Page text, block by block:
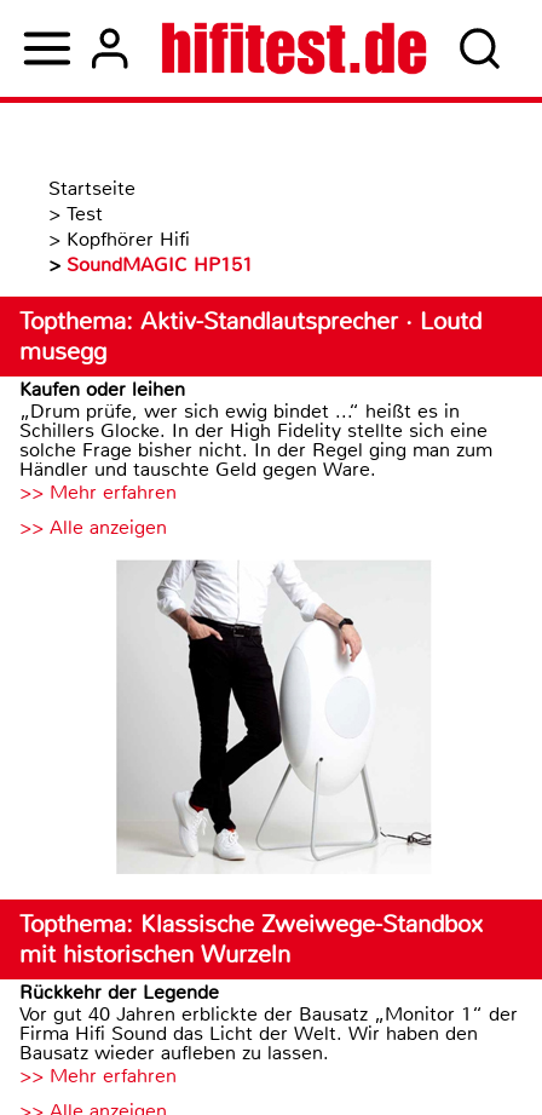
Startseite
> Test
> Kopfhörer Hifi
> SoundMAGIC HP151
Topthema: Aktiv-Standlautsprecher · Loutd
musegg
Kaufen oder leihen
„Drum prüfe, wer sich ewig bindet ...“ heißt es in
Schillers Glocke. In der High Fidelity stellte sich eine
solche Frage bisher nicht. In der Regel ging man zum
Händler und tauschte Geld gegen Ware.
>> Mehr erfahren
>> Alle anzeigen
Topthema: Klassische Zweiwege-Standbox
mit historischen Wurzeln
Rückkehr der Legende
Vor gut 40 Jahren erblickte der Bausatz „Monitor 1“ der
Firma Hifi Sound das Licht der Welt. Wir haben den
Bausatz wieder aufleben zu lassen.
>> Mehr erfahren